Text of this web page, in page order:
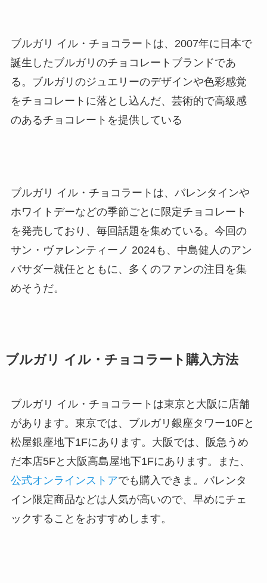
ブルガリ イル・チョコラートは、2007年に日本で
誕生したブルガリのチョコレートブランドであ
る。ブルガリのジュエリーのデザインや色彩感覚
をチョコレートに落とし込んだ、芸術的で高級感
のあるチョコレートを提供している
ブルガリ イル・チョコラートは、バレンタインや
ホワイトデーなどの季節ごとに限定チョコレート
を発売しており、毎回話題を集めている。今回の
サン・ヴァレンティーノ 2024も、中島健人のアン
バサダー就任とともに、多くのファンの注目を集
めそうだ。
ブルガリ イル・チョコラート購入方法
ブルガリ イル・チョコラートは東京と大阪に店舗
があります。東京では、ブルガリ銀座タワー10Fと
松屋銀座地下1Fにあります。大阪では、阪急うめ
だ本店5Fと大阪高島屋地下1Fにあります。また、
公式オンラインストアでも購入できま。バレンタ
イン限定商品などは人気が高いので、早めにチェ
ックすることをおすすめします。